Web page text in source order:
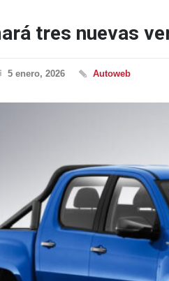
tres nuevas
5 enero, 2026 Autoweb